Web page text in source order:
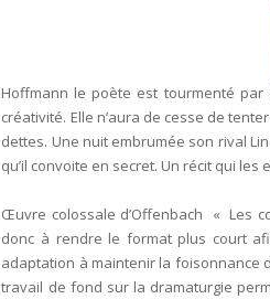
Hoffmann le poète est tourmenté
créativité. Elle n’aura de cesse de
dettes. Une nuit embrumée son rival
qu’il convoite en secret. Un récit qui
Œuvre colossale d’Offenbach « Les
donc à rendre le format plus court
adaptation à maintenir la foisonnance
travail de fond sur la dramaturgie